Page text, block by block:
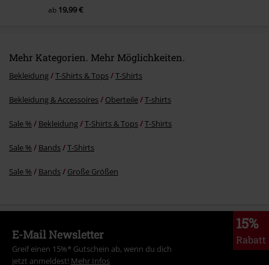
ab 19,99 €
Mehr Kategorien. Mehr Möglichkeiten.
Bekleidung T-Shirts & Tops T-Shirts
Bekleidung & Accessoires Oberteile T-shirts
Sale % Bekleidung T-Shirts & Tops T-Shirts
Sale % Bands T-Shirts
Sale % Bands Große Größen
15%
Rabatt
E-Mail Newsletter
Greif einen 15%* Gutschein ab, wenn du dich
jetzt anmeldest! Mehr Infos